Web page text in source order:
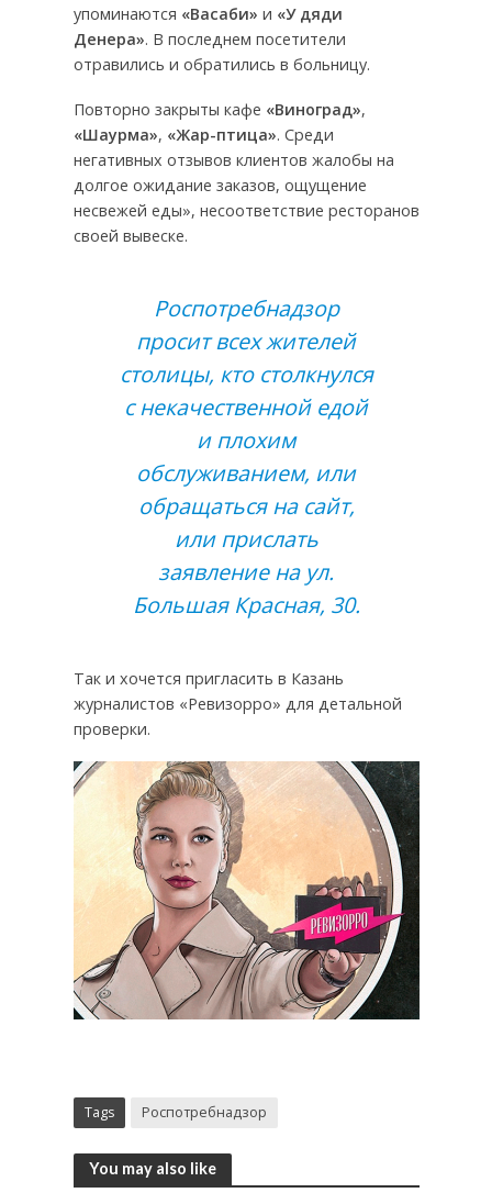
упоминаются «Васаби» и «У дяди
Денера». В последнем посетители
отравились и обратились в больницу.
Повторно закрыты кафе «Виноград»,
«Шаурма», «Жар-птица». Среди
негативных отзывов клиентов жалобы на
долгое ожидание заказов, ощущение
несвежей еды», несоответствие ресторанов
своей вывеске.
Роспотребнадзор
просит всех жителей
столицы, кто столкнулся
с некачественной едой
и плохим
обслуживанием, или
обращаться на сайт,
или прислать
заявление на ул.
Большая Красная, 30.
Так и хочется пригласить в Казань
журналистов «Ревизорро» для детальной
проверки.
Tags Роспотребнадзор
You may also like